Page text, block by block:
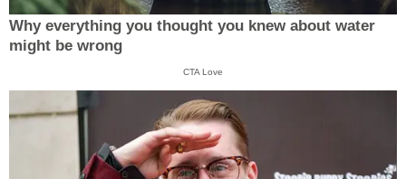
Why everything you thought you knew about water
might be wrong
CTA Love